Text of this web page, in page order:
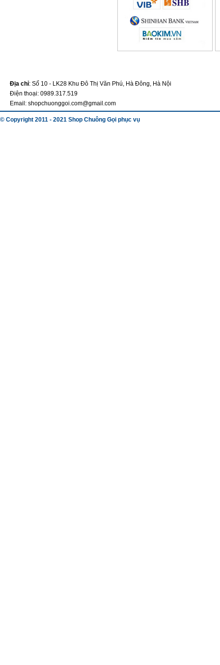
Địa chỉ: Số 10 - LK28 Khu Đô Thị Văn Phú, Hà Đông, Hà Nội
Điện thoại: 0989.317.519
Email: shopchuonggoi.com@gmail.com
© Copyright 2011 - 2021 Shop Chuông Gọi phục vụ